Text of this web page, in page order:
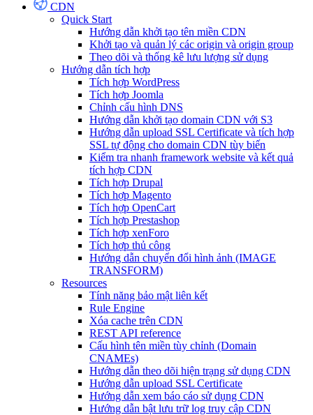
CDN
Quick Start
Hướng dẫn khởi tạo tên miền CDN
Khởi tạo và quản lý các origin và origin group
Theo dõi và thống kê lưu lượng sử dụng
Hướng dẫn tích hợp
Tích hợp WordPress
Tích hợp Joomla
Chỉnh cấu hình DNS
Hướng dẫn khởi tạo domain CDN với S3
Hướng dẫn upload SSL Certificate và tích hợp
SSL tự động cho domain CDN tùy biến
Kiểm tra nhanh framework website và kết quả
tích hợp CDN
Tích hợp Drupal
Tích hợp Magento
Tích hợp OpenCart
Tích hợp Prestashop
Tích hợp xenForo
Tích hợp thủ công
Hướng dẫn chuyển đổi hình ảnh (IMAGE
TRANSFORM)
Resources
Tính năng bảo mật liên kết
Rule Engine
Xóa cache trên CDN
REST API reference
Cấu hình tên miền tùy chỉnh (Domain
CNAMEs)
Hướng dẫn theo dõi hiện trạng sử dụng CDN
Hướng dẫn upload SSL Certificate
Hướng dẫn xem báo cáo sử dụng CDN
Hướng dẫn bật lưu trữ log truy cập CDN